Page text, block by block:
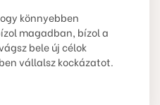
könnyebben
magadban, bízol a
bele új célok
vállalsz kockázatot.